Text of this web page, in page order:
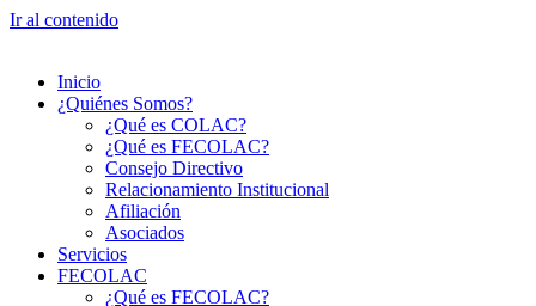
Ir al contenido
Inicio
¿Quiénes Somos?
¿Qué es COLAC?
¿Qué es FECOLAC?
Consejo Directivo
Relacionamiento Institucional
Afiliación
Asociados
Servicios
FECOLAC
¿Qué es FECOLAC?